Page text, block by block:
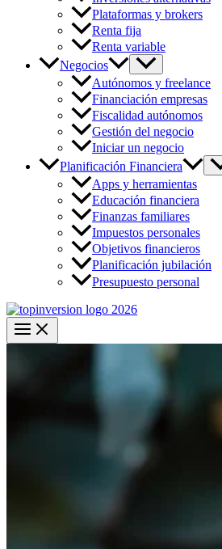
Plataformas y brokers
Renta fija
Renta variable
Negocios
Autónomos y freelance
Financiación empresas
Fiscalidad autónomos
Gestión del negocio
Iniciar un negocio
Planificación Financiera
Apps y herramientas
Educación financiera
Finanzas familiares
Impuestos personales
Objetivos financieros
Planificación jubilación
Presupuesto personal